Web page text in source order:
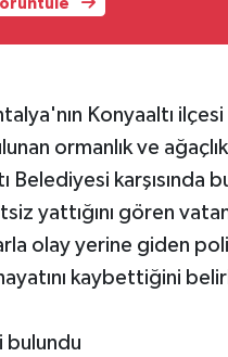
Konyaaltı
ormanlık ve
karşısında
yattığını gören
olay yerine giden
kaybettiğini
bulundu